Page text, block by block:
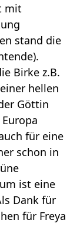
mit
stand die
Birke z.B.
hellen
Göttin
für eine
schon in
ist eine
Dank für
für Freya